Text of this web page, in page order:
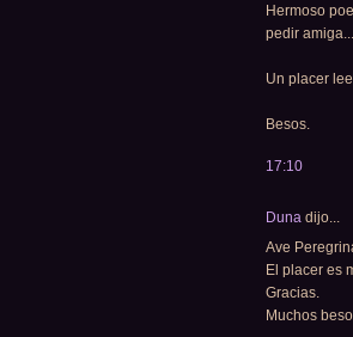
Hermoso
pedir amiga...
Un placer
Besos.
17:10
Duna dijo...
Ave
El placer es
Gracias.
Muchos